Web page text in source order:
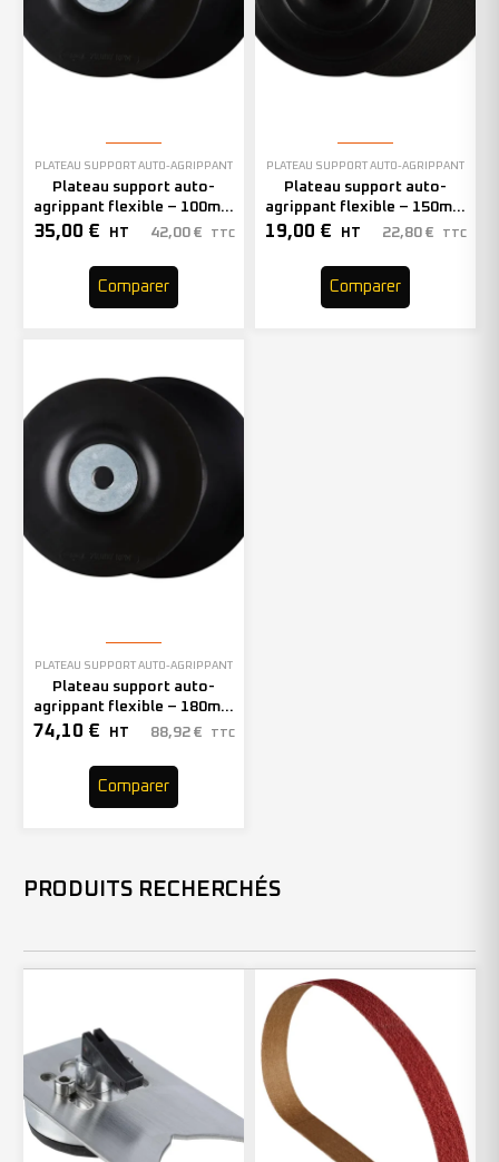
PLATEAU SUPPORT AUTO-AGRIPPANT
Plateau support auto-
agrippant flexible – 100mm
– 303672 (x10)
35,00 € HT 42,00 € TTC
Comparer
PLATEAU SUPPORT AUTO-AGRIPPANT
Plateau support auto-
agrippant flexible – 150mm
– 333643 (x1)
19,00 € HT 22,80 € TTC
Comparer
PLATEAU SUPPORT AUTO-AGRIPPANT
Plateau support auto-
agrippant flexible – 180mm
– 300406 (x10)
74,10 € HT 88,92 € TTC
Comparer
PRODUITS RECHERCHÉS